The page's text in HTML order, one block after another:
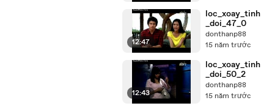
12:47
loc_xoay_tinh
_doi_47_0
donthanp88
15 năm trước
12:43
loc_xoay_tinh
_doi_50_2
donthanp88
15 năm trước